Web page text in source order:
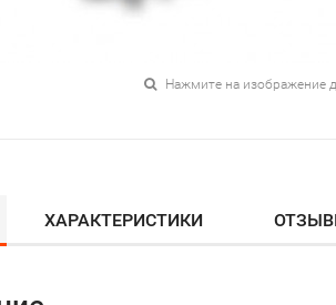
Нажмите на изображение
ХАРАКТЕРИСТИКИ